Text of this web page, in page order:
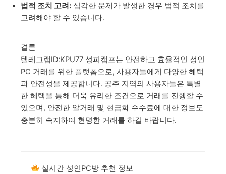
법적 조치 고려: 심각한 문제가 발생한 경우 법적 조치를
고려해야 할 수 있습니다.
결론
텔레그램ID:KPU77 성피캠프는 안전하고 효율적인 성인
PC 거래를 위한 플랫폼으로, 사용자들에게 다양한 혜택
과 안전성을 제공합니다. 공주 지역의 사용자들은 특별
한 혜택을 통해 더욱 유리한 조건으로 거래를 진행할 수
있으며, 안전한 알거래 및 현금화 수수료에 대한 정보도
충분히 숙지하여 현명한 거래를 하길 바랍니다.
실시간 성인PC방 추천 정보